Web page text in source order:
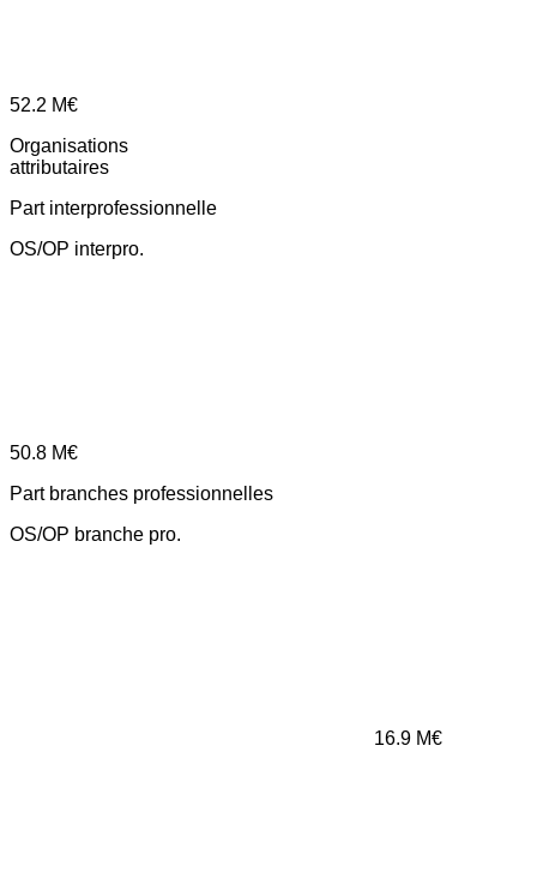
52.2 M€
Organisations
attributaires
Part interprofessionnelle
OS/OP interpro.
50.8 M€
Part branches professionnelles
OS/OP branche pro.
16.9 M€